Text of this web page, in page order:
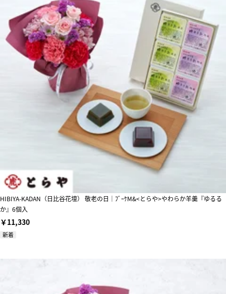
HIBIYA-KADAN（日比谷花壇） 敬老の日｜ﾌﾞｰｹM&<とらや>やわらか羊羹『ゆるる
か』6個入
￥11,330
新着